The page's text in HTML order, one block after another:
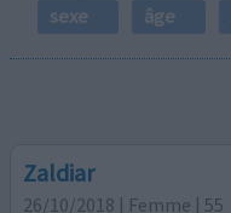
sexe
âge
Zaldiar
26/10/2018 | Femme | 55